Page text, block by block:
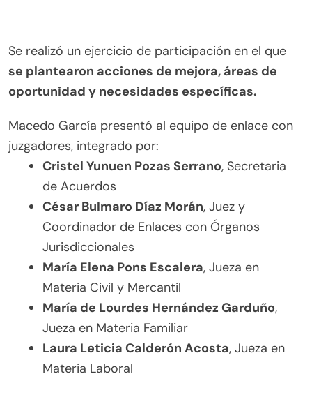
Se realizó un ejercicio de participación en el que
se plantearon acciones de mejora, áreas de
oportunidad y necesidades específicas.
Macedo García presentó al equipo de enlace con
juzgadores, integrado por:
Cristel Yunuen Pozas Serrano, Secretaria
de Acuerdos
César Bulmaro Díaz Morán, Juez y
Coordinador de Enlaces con Órganos
Jurisdiccionales
María Elena Pons Escalera, Jueza en
Materia Civil y Mercantil
María de Lourdes Hernández Garduño,
Jueza en Materia Familiar
Laura Leticia Calderón Acosta, Jueza en
Materia Laboral